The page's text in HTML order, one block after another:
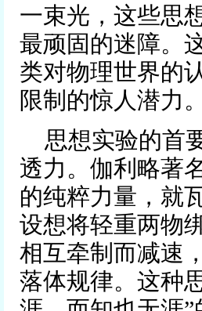
一束光，这些思
最顽固的迷障。
类对物理世界的
限制的惊人潜力。
思想实验的首
透力。伽利略著
的纯粹力量，就
设想将轻重两物
相互牵制而减速
落体规律。这种